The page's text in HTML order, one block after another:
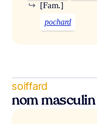
[Fam.]
↪
pochard
soiffard
nom masculin